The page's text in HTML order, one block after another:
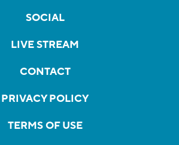
SOCIAL
LIVE STREAM
CONTACT
PRIVACY POLICY
TERMS OF USE